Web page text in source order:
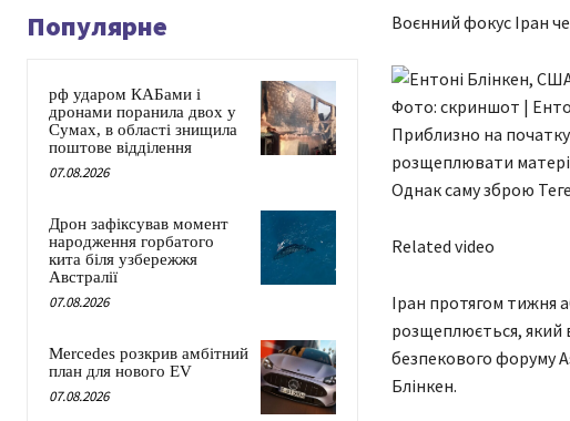
Популярне
рф ударом КАБами і
дронами поранила двох у
Сумах, в області знищила
поштове відділення
07.08.2026
Дрон зафіксував момент
народження горбатого
кита біля узбережжя
Австралії
07.08.2026
Mercedes розкрив амбітний
план для нового EV
07.08.2026
Воєнний фокус Іран
Фото: скриншот |
Приблизно на
розщеплювати
Однак саму зброю
Related video
Іран протягом тижня
розщеплюється, який
безпекового форуму
Блінкен.